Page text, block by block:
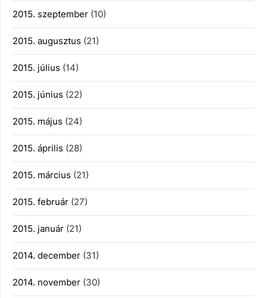
2015. szeptember (10)
2015. augusztus (21)
2015. július (14)
2015. június (22)
2015. május (24)
2015. április (28)
2015. március (21)
2015. február (27)
2015. január (21)
2014. december (31)
2014. november (30)